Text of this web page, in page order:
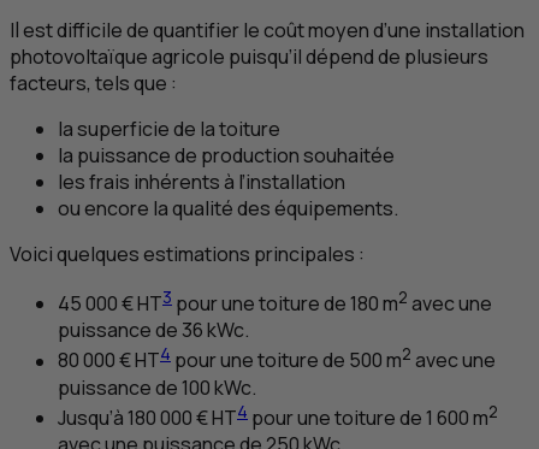
Il est difficile de quantifier le coût moyen d’une installation
photovoltaïque agricole puisqu’il dépend de plusieurs
facteurs, tels que :
la superficie de la toiture
la puissance de production souhaitée
les frais inhérents à l’installation
ou encore la qualité des équipements.
Voici quelques estimations principales :
45 000 €HT3 pour une toiture de 180 m2 avec une
puissance de 36 kWc.
80 000 €HT4 pour une toiture de 500 m2 avec une
puissance de 100 kWc.
Jusqu’à 180 000 €HT4 pour une toiture de 1 600 m2